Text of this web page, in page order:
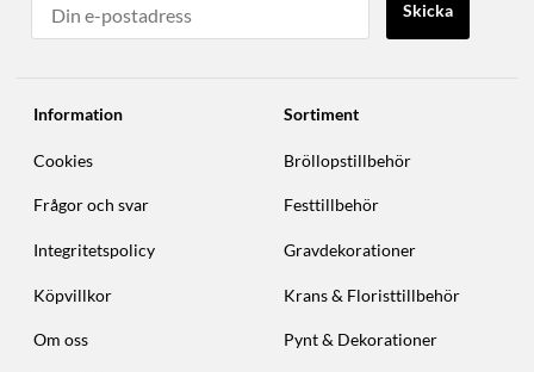
Skicka
Information
Cookies
Frågor och svar
Integritetspolicy
Köpvillkor
Om oss
Sortiment
Bröllopstillbehör
Festtillbehör
Gravdekorationer
Krans & Floristtillbehör
Pynt & Dekorationer